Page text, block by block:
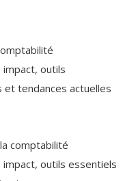
impact, outils
et tendances actuelles
comptabilité
impact, outils essentiels